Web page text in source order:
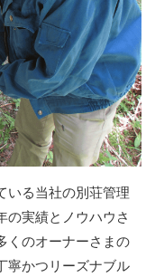
いる当社の別荘管理
の実績とノウハウさ
くのオーナーさまの
寧かつリーズナブル